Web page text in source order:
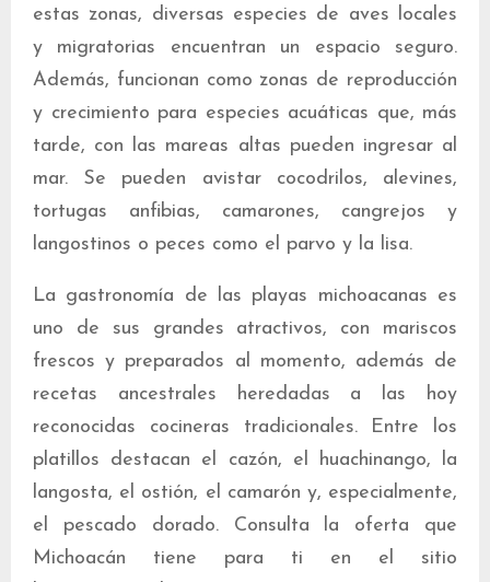
estas zonas, diversas especies de aves locales
y migratorias encuentran un espacio seguro.
Además, funcionan como zonas de reproducción
y crecimiento para especies acuáticas que, más
tarde, con las mareas altas pueden ingresar al
mar. Se pueden avistar cocodrilos, alevines,
tortugas anfibias, camarones, cangrejos y
langostinos o peces como el parvo y la lisa.
La gastronomía de las playas michoacanas es
uno de sus grandes atractivos, con mariscos
frescos y preparados al momento, además de
recetas ancestrales heredadas a las hoy
reconocidas cocineras tradicionales. Entre los
platillos destacan el cazón, el huachinango, la
langosta, el ostión, el camarón y, especialmente,
el pescado dorado. Consulta la oferta que
Michoacán tiene para ti en el sitio